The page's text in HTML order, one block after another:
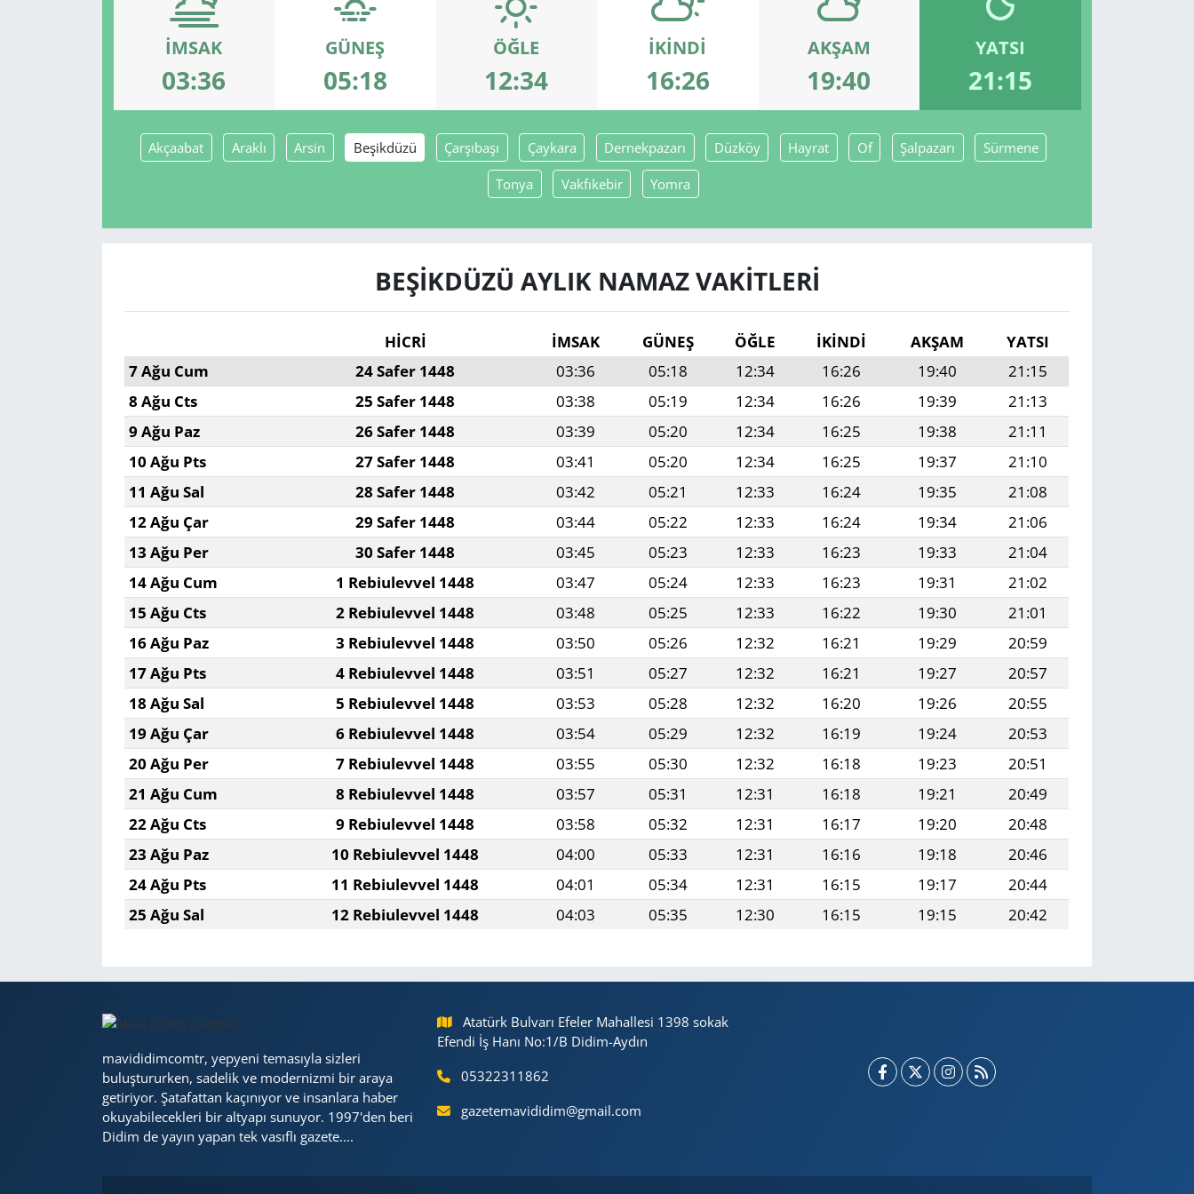
İMSAK
03:36
GÜNEŞ
05:18
ÖĞLE
12:34
İKINDI
16:26
AKŞAM
19:40
YATSI
21:15
Akçaabat Araklı Arsin Beşikdüzü Çarşıbaşı Çaykara Dernekpazarı Düzköy Hayrat Of Şalpazarı Sürmene
Tonya Vakfıkebir Yomra
BEŞIKDÜZÜ AYLIK NAMAZ VAKITLERI
HİCRİ İMSAK GÜNEŞ ÖĞLE İKINDI AKŞAM
YATSI
7 Ağu Cum
24 Safer 1448 03:36 05:18 12:34 16:26 19:40
21:15
8 Ağu Cts
25 Safer 1448 03:38 05:19 12:34 16:26 19:39
21:13
9 Ağu Paz
26 Safer 1448 03:39 05:20 12:34 16:25 19:38
21:11
10 Ağu Pts
27 Safer 1448 03:41 05:20 12:34 16:25 19:37
21:10
11 Ağu Sal
28 Safer 1448 03:42 05:21 12:33 16:24 19:35
21:08
12 Ağu Çar
29 Safer 1448 03:44 05:22 12:33 16:24 19:34
21:06
13 Ağu Per
30 Safer 1448 03:45 05:23 12:33 16:23 19:33
21:04
14 Ağu Cum
1 Rebiulevvel 1448 03:47 05:24 12:33 16:23 19:31
21:02
15 Ağu Cts
2 Rebiulevvel 1448 03:48 05:25 12:33 16:22 19:30
21:01
16 Ağu Paz
3 Rebiulevvel 1448 03:50 05:26 12:32 16:21 19:29
20:59
17 Ağu Pts
4 Rebiulevvel 1448 03:51 05:27 12:32 16:21 19:27
20:57
18 Ağu Sal
5 Rebiulevvel 1448 03:53 05:28 12:32 16:20 19:26
20:55
19 Ağu Çar
6 Rebiulevvel 1448 03:54 05:29 12:32 16:19 19:24
20:53
20 Ağu Per
7 Rebiulevvel 1448 03:55 05:30 12:32 16:18 19:23
20:51
21 Ağu Cum
8 Rebiulevvel 1448 03:57 05:31 12:31 16:18 19:21
20:49
22 Ağu Cts
9 Rebiulevvel 1448 03:58 05:32 12:31 16:17 19:20
20:48
23 Ağu Paz
10 Rebiulevvel 1448 04:00 05:33 12:31 16:16 19:18
20:46
24 Ağu Pts
11 Rebiulevvel 1448 04:01 05:34 12:31 16:15 19:17
20:44
25 Ağu Sal
12 Rebiulevvel 1448 04:03 05:35 12:30 16:15 19:15 20:42
mavididimcomtr, yepyeni temasıyla sizleri
buluştururken, sadelik ve modernizmi bir araya
getiriyor. Şatafattan kaçınıyor ve insanlara haber
okuyabilecekleri bir altyapı sunuyor. 1997'den beri
Didim de yayın yapan tek vasıflı gazete....
Atatürk Bulvarı Efeler Mahallesi 1398 sokak
Efendi İş Hanı No:1/B Didim-Aydın
05322311862
gazetemavididim@gmail.com
HABERDE İNSAN